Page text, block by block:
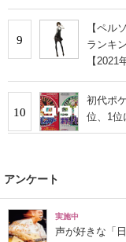
9
【ペル
ランキ
【2021
10
初代ポ
位、1位
アンケート
実施中
声が好きな「